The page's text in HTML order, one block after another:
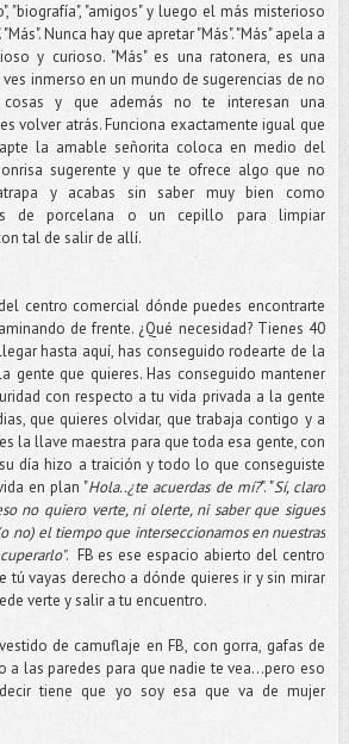
"biografía", "amigos" y luego el más misterioso
Nunca hay que apretar "Más". "Más" apela a
y curioso. "Más" es una ratonera, es una
inmerso en un mundo de sugerencias de no
y que además no te interesan una
volver atrás. Funciona exactamente igual que
la amable señorita coloca en medio del
sugerente y que te ofrece algo que no
y acabas sin saber muy bien como
de porcelana o un cepillo para limpiar
tal de salir de allí.
centro comercial dónde puedes encontrarte
de frente. ¿Qué necesidad? Tienes 40
hasta aquí, has conseguido rodearte de la
gente que quieres. Has conseguido mantener
con respecto a tu vida privada a la gente
que quieres olvidar, que trabaja contigo y a
la llave maestra para que toda esa gente, con
día hizo a traición y todo lo que conseguiste
en plan "Hola..¿te acuerdas de mí?". "Sí, claro
no quiero verte, ni olerte, ni saber que sigues
no) el tiempo que interseccionamos en nuestras
. FB es ese espacio abierto del centro
tú vayas derecho a dónde quieres ir y sin mirar
verte y salir a tu encuentro.
de camuflaje en FB, con gorra, gafas de
a las paredes para que nadie te vea...pero eso
tiene que yo soy esa que va de mujer